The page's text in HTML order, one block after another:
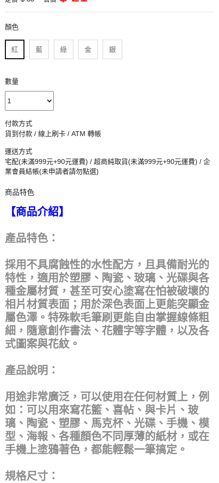
顏色
紅 藍 綠 金 銀
數量
付款方式
貨到付款 / 線上刷卡 / ATM 轉帳
運送方式
宅配(未滿999元+90元運費) / 超商純取貨(未滿999元+90元運費) / 企
業會員結帳(未申請者請勿點選)
商品特色
【商品介紹】
產品特色：
採用不具腐蝕性的水性配方，且具備耐光的
特性，適用於塑膠、陶瓷、玻璃、光碟與各
種金屬材質，甚至可安心塗寫在怕被破壞的
相片材質表面；用於深色表面上更能突顯金
屬色澤。特殊軟毛筆刷更能自由掌握線條粗
細，隨意創作書法、花體字等字體，以及各
式圖案與花紋。
產品說明：
用途非常廣泛，可以使用在任何材質上，例
如：可以用來寫花籃、喜帖、與卡片、玻
璃、陶瓷、塑膠、馬克杯、光碟、手機、模
型、海報、各種顏色不同厚薄的紙材，或在
手機上塗鴉著色，都能輕鬆一筆搞定。
規格尺寸：